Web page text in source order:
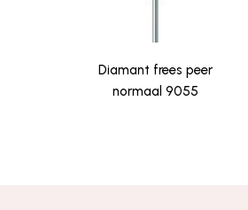
Diamant frees peer
normaal 9055